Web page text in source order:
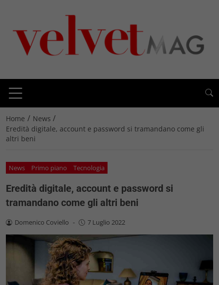
Home / News /
Eredità digitale, account e password si tramandano come gli
altri beni
News Primo piano Tecnologia
Eredità digitale, account e password si
tramandano come gli altri beni
Domenico Coviello - 7 Luglio 2022